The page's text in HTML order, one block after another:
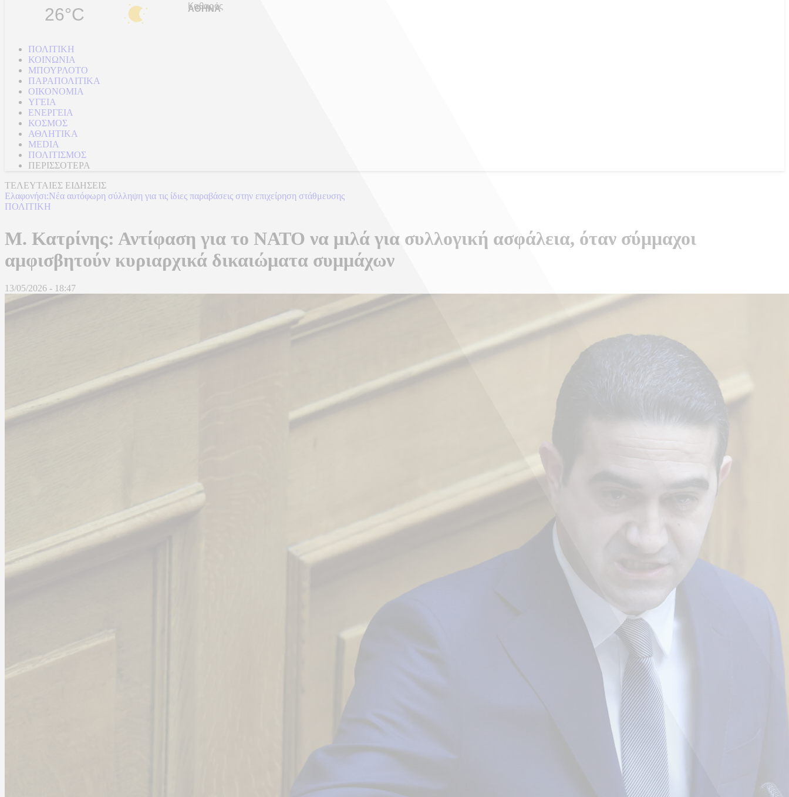
26°C Καθαρός
ΠΟΛΙΤΙΚΗ
ΚΟΙΝΩΝΙΑ
ΜΠΟΥΡΛΟΤΟ
ΠΑΡΑΠΟΛΙΤΙΚΑ
ΟΙΚΟΝΟΜΙΑ
ΥΓΕΙΑ
ΕΝΕΡΓΕΙΑ
ΚΟΣΜΟΣ
ΑΘΛΗΤΙΚΑ
MEDIA
ΠΟΛΙΤΙΣΜΟΣ
ΠΕΡΙΣΣΟΤΕΡΑ
ΤΕΛΕΥΤΑΙΕΣ ΕΙΔΗΣΕΙΣ
Ελαφονήσι:Νέα αυτόφωρη σύλληψη για τις ίδιες παραβάσεις στην επιχείρηση στάθμευσης
ΠΟΛΙΤΙΚΗ
Μ. Κατρίνης: Αντίφαση για το ΝΑΤΟ να μιλά για συλλογική ασφάλεια, όταν σύμμαχοι
αμφισβητούν κυριαρχικά δικαιώματα συμμάχων
13/05/2026 - 18:47